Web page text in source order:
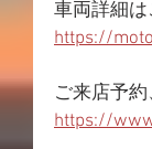
車両詳細は
https://
ご来店予
https://